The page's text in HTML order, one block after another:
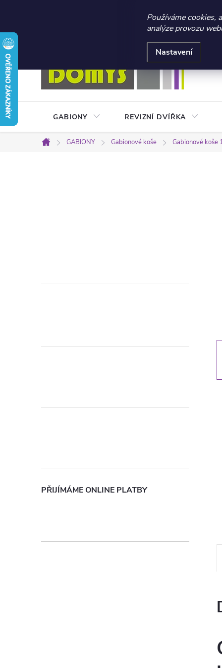
☀️ LETNÍ AKCE
Používáme cookies,
analýze provozu
Nastavení
Přejít
na
obsah
Obchodní podmínky
GABIONY REVIZNÍ DVÍŘKA
Domů
GABIONY Gabionové koše Gabionové koše
r
p
e
PŘIJÍMÁME ONLINE PLATBY